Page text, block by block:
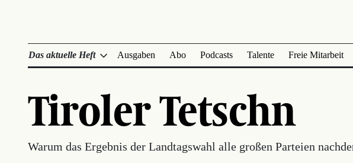
Das aktuelle Heft Ausgaben Abo Podcasts Talente Freie Mitarbeit
Tiroler Tetschn
Warum das Ergebnis der Landtagswahl alle großen Parteien